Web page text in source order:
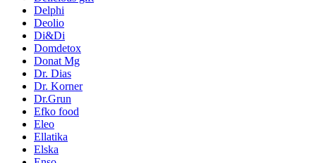
Delphi
Deolio
Di&Di
Domdetox
Donat Mg
Dr. Dias
Dr. Korner
Dr.Grun
Efko food
Eleo
Ellatika
Elska